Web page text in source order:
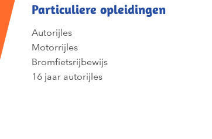
Particuliere opleidingen
Autorijles
Motorrijles
Bromfietsrijbewijs
16 jaar autorijles